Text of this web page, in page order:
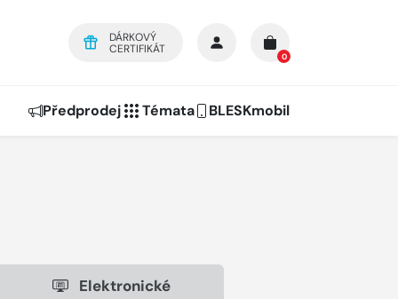
DÁRKOVÝ
CERTIFIKÁT
0
Předprodej Témata BLESKmobil
Elektronické